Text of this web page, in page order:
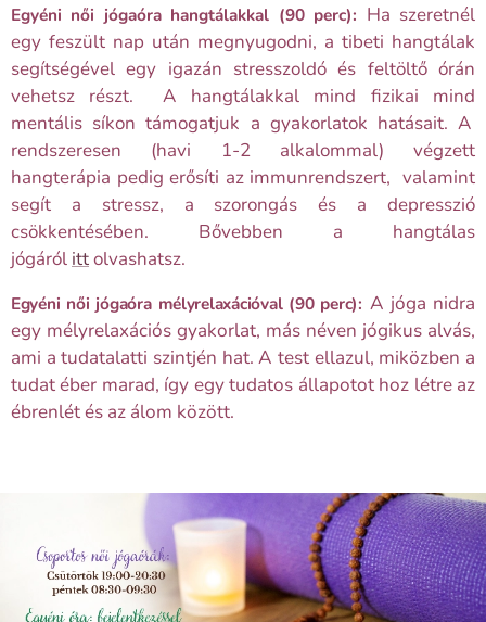
Egyéni női jógaóra hangtálakkal (90 perc): Ha szeretnél
egy feszült nap után megnyugodni, a tibeti hangtálak
segítségével egy igazán stresszoldó és feltöltő órán
vehetsz részt. A hangtálakkal mind fizikai mind
mentális síkon támogatjuk a gyakorlatok hatásait. A
rendszeresen (havi 1-2 alkalommal) végzett
hangterápia pedig erősíti az immunrendszert, valamint
segít a stressz, a szorongás és a depresszió
csökkentésében. Bővebben a hangtálas
jógáról ittolvashatsz.
Egyéni női jógaóra mélyrelaxációval (90 perc): A jóga nidra
egy mélyrelaxációs gyakorlat, más néven jógikus alvás,
ami a tudatalatti szintjén hat. A test ellazul, miközben a
tudat éber marad, így egy tudatos állapotot hoz létre az
ébrenlét és az álom között.